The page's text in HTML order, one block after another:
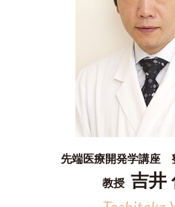
先端医療開発学講座
教授 吉井